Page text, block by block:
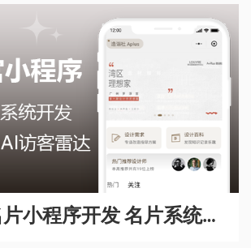
小程序开发 名片系统开